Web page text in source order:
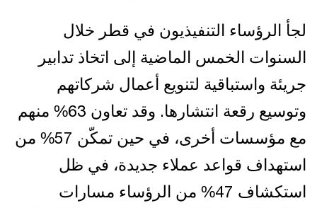
لجأ الرؤساء التنفيذيون في قطر خلال
السنوات الخمس الماضية إلى اتخاذ تدابير
جريئة واستباقية لتنويع أعمال شركاتهم
وتوسيع رقعة انتشارها. وقد تعاون 63% منهم
مع مؤسسات أخرى، في حين تمكّن 57% من
استهداف قواعد عملاء جديدة، في ظل
استكشاف 47% من الرؤساء مسارات